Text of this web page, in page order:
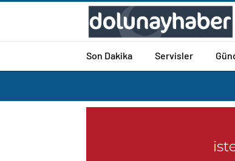
Son Dakika Servisler